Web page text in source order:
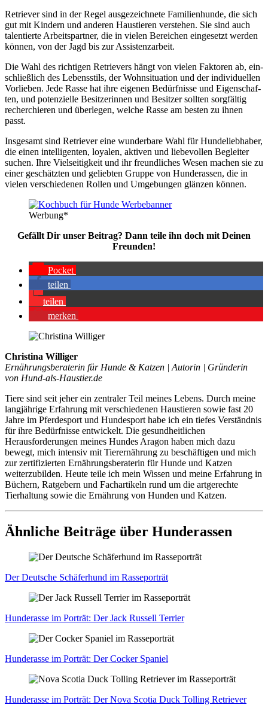
Retrie­ver sind in der Regel aus­ge­zeich­ne­te Fami­li­en­hun­de, die sich
gut mit Kin­dern und ande­ren Haus­tie­ren ver­ste­hen. Sie sind auch
talen­tier­te Arbeits­part­ner, die in vie­len Berei­chen ein­ge­setzt wer­den
kön­nen, von der Jagd bis zur Assis­tenz­ar­beit.
Die Wahl des rich­ti­gen Retrie­vers hängt von vie­len Fak­to­ren ab, ein­
schließ­lich des Lebens­stils, der Wohn­si­tua­ti­on und der indi­vi­du­el­len
Vor­lie­ben. Jede Ras­se hat ihre eige­nen Bedürf­nis­se und Eigen­schaf­
ten, und poten­zi­el­le Besit­ze­rin­nen und Besit­zer soll­ten sorg­fäl­tig
recher­chie­ren und über­le­gen, wel­che Ras­se am bes­ten zu ihnen
passt.
Ins­ge­samt sind Retrie­ver eine wun­der­ba­re Wahl für Hun­de­lieb­ha­ber,
die einen intel­li­gen­ten, loya­len, akti­ven und lie­be­vol­len Beglei­ter
suchen. Ihre Viel­sei­tig­keit und ihr freund­li­ches Wesen machen sie zu
einer geschätz­ten und gelieb­ten Grup­pe von Hun­de­ras­sen, die in
vie­len ver­schie­de­nen Rol­len und Umge­bun­gen glän­zen kön­nen.
Wer­bung*
Gefällt Dir unser Bei­trag? Dann tei­le ihn doch mit Dei­nen
Freun­den!
Pocket
tei­len
tei­len
mer­ken
Christina Williger
Ernährungsberaterin für Hunde & Katzen | Autorin | Gründerin
von Hund-als-Haustier.de
Tiere sind seit jeher ein zentraler Teil meines Lebens. Durch meine
langjährige Erfahrung mit verschiedenen Haustieren sowie fast 20
Jahre im Pferdesport und Hundesport habe ich ein tiefes Verständnis
für ihre Bedürfnisse entwickelt. Die gesundheitlichen
Herausforderungen meines Hundes Aragon haben mich dazu
bewegt, mich intensiv mit Tierernährung zu beschäftigen und mich
zur zertifizierten Ernährungsberaterin für Hunde und Katzen
weiterzubilden. Heute teile ich mein Wissen und meine Erfahrung in
Büchern, Ratgebern und Fachartikeln rund um die artgerechte
Tierhaltung sowie die Ernährung von Hunden und Katzen.
Ähnliche Beiträge über Hunderassen
Der Deut­sche Schä­fer­hund im Ras­se­por­trät
Hun­de­ras­se im Por­trät: Der Jack Rus­sell Ter­ri­er
Hun­de­ras­se im Por­trät: Der Cocker Spa­ni­el
Hun­de­ras­se im Por­trät: Der Nova Sco­tia Duck Tol­ling Retrie­ver